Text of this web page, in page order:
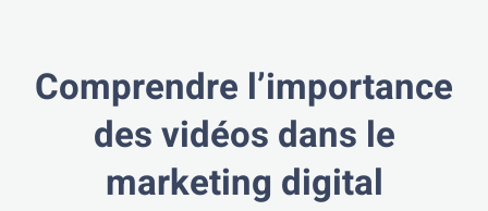
Comprendre l’importance
des vidéos dans le
marketing digital